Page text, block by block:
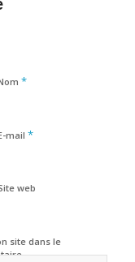
*
mail *
web
site dans le